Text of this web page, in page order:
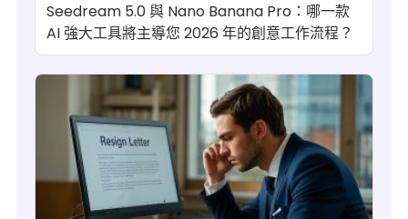
Seedream 5.0 與 Nano Banana Pro：哪一款
AI 強大工具將主導您 2026 年的創意工作流程？